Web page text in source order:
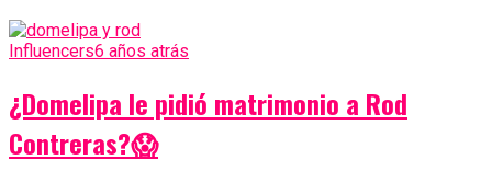
Influencers6 años atrás
¿Domelipa le pidió matrimonio a Rod
Contreras?😱